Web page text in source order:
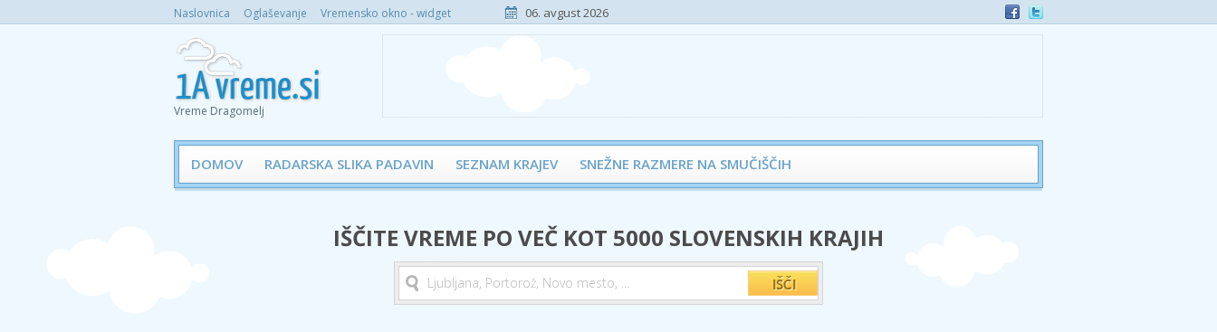
Naslovnica Oglaševanje Vremensko okno - widget 06. avgust 2026
Vreme Dragomelj
DOMOV RADARSKA SLIKA PADAVIN SEZNAM KRAJEV SNEŽNE RAZMERE NA SMUČIŠČIH
IŠČITE VREME PO VEČ KOT 5000 SLOVENSKIH KRAJIH